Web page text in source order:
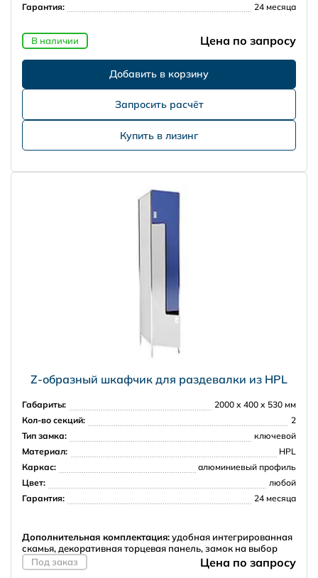
Гарантия:
24 месяца
В наличии Цена по запросу
Запросить расчёт
Купить в лизинг
Z-образный шкафчик для раздевалки из HPL
Габариты:
2000 х 400 х 530 мм
Кол-во секций:
2
Тип замка:
ключевой
Материал:
HPL
Каркас:
алюминиевый профиль
Цвет:
любой
Гарантия:
24 месяца
Дополнительная комплектация:удобная интегрированная
скамья, декоративная торцевая панель, замок на выбор
Под заказ
Цена по запросу